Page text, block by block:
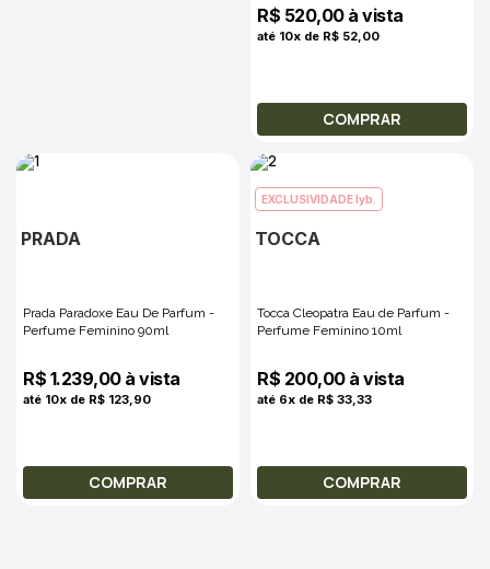
R$ 520,00 à vista
até 10x de R$ 52,00
COMPRAR
PRADA
Prada Paradoxe Eau De Parfum -
Perfume Feminino 90ml
R$ 1.239,00 à vista
até 10x de R$ 123,90
COMPRAR
EXCLUSIVIDADE lyb.
TOCCA
Tocca Cleopatra Eau de Parfum -
Perfume Feminino 10ml
R$ 200,00 à vista
até 6x de R$ 33,33
COMPRAR